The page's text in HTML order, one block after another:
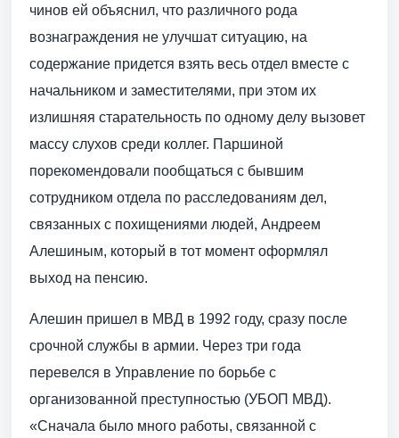
чинов ей объяснил, что различного рода
вознаграждения не улучшат ситуацию, на
содержание придется взять весь отдел вместе с
начальником и заместителями, при этом их
излишняя старательность по одному делу вызовет
массу слухов среди коллег. Паршиной
порекомендовали пообщаться с бывшим
сотрудником отдела по расследованиям дел,
связанных с похищениями людей, Андреем
Алешиным, который в тот момент оформлял
выход на пенсию.
Алешин пришел в МВД в 1992 году, сразу после
срочной службы в армии. Через три года
перевелся в Управление по борьбе с
организованной преступностью (УБОП МВД).
«Сначала было много работы, связанной с